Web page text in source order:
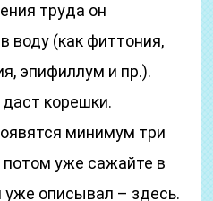
труда он
воду (как фиттония,
эпифиллум и пр.).
корешки.
минимум три
потом уже сажайте в
описывал – здесь.